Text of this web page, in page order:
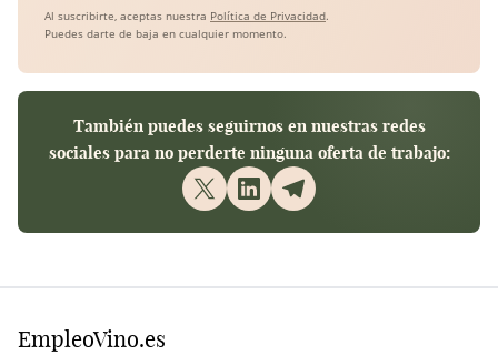
Al suscribirte, aceptas nuestra Política de Privacidad.
Puedes darte de baja en cualquier momento.
También puedes seguirnos en nuestras redes
sociales para no perderte ninguna oferta de trabajo:
EmpleoVino.es